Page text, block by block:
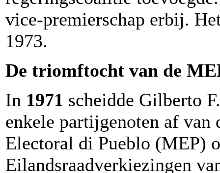
vice-premierschap erbij.
1973.
De triomftocht van de
In 1971 scheidde Gilberto
enkele partijgenoten af
Electoral di Pueblo (MEP)
Eilandsraadverkiezingen